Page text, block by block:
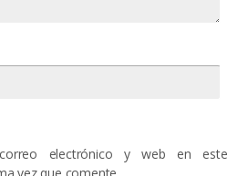
electrónico y web en este